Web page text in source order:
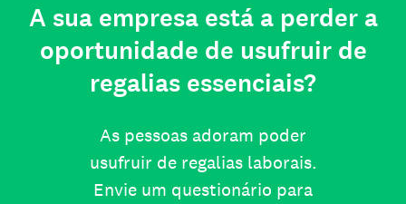
A sua empresa está a perder a
oportunidade de usufruir de
regalias essenciais?
As pessoas adoram poder
usufruir de regalias laborais.
Envie um questionário para